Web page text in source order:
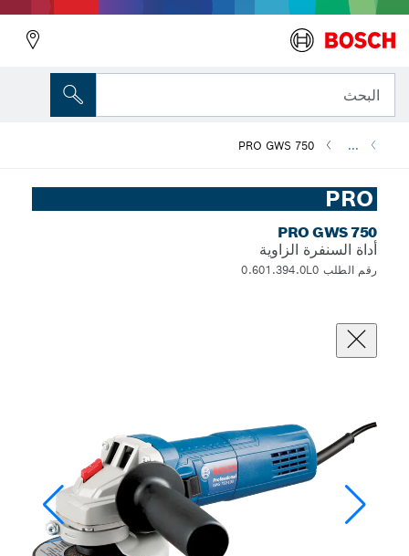
البحث
...
PRO GWS 750
PRO
PRO GWS 750
أداة السنفرة الزاوية
رقم الطلب 0.601.394.0L0